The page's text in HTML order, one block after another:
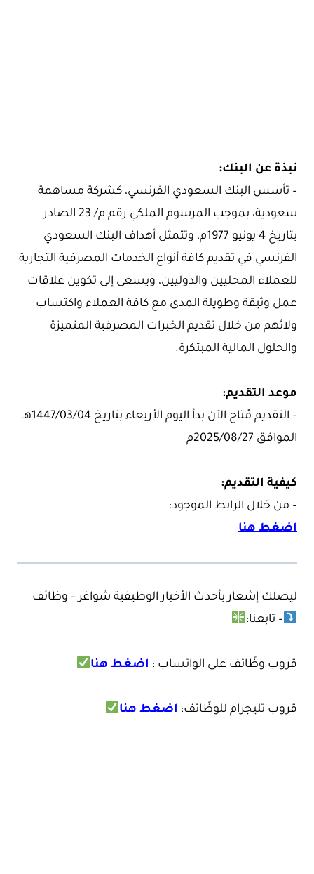
نبذة عن البنك:
– تأسس البنك السعودي الفرنسي، كشركة مساهمة
سعودية، بموجب المرسوم الملكي رقم م/ 23 الصادر
بتاريخ 4 يونيو 1977م، وتتمثل أهداف البنك السعودي
الفرنسي في تقديم كافة أنواع الخدمات المصرفية التجارية
للعملاء المحليين والدوليين، ويسعى إلى تكوين علاقات
عمل وثيقة وطويلة المدى مع كافة العملاء واكتساب
ولائهم من خلال تقديم الخبرات المصرفية المتميزة
والحلول المالية المبتكرة.
موعد التقديم:
– التقديم مُتاح الآن بدأ اليوم الأربعاء بتاريخ 1447/03/04هـ
الموافق 2025/08/27م
كيفية التقديم:
– من خلال الرابط الموجود:
اضغط هنا
ليصلك إشعار بأحدث الأخبار الوظيفية شواغر – وظائف
– تابعنا:
قروب وظًائف على الواتساب : اضغط هنا
قروب تليجرام للوظًائف: اضغط هنا